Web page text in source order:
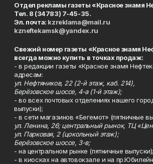
Отдел рекламы газеты «Красное знамя
Тел. 8 (34783) 7-45-35.
Эл. почта: kzreklama@mail.ru
kzneftekamsk@yandex.ru
Свежий номер газеты «Красное знамя
всегда можно купить в точках продаж:
- в редакции газеты «Красное знамя
адресам:
ул. Нефтяников, 22 (2-й этаж, каб. 214),
Берёзовское шоссе, 4-а (1-й этаж);
- во всех почтовых отделениях нашего
выпуски);
- в сети магазинов «Бегемот» (пятничные
ул. Ленина, 26; центральный рынок, ТЦ
ул. Парковая, 2 (цокольный этаж);
Берёзовское шоссе, 3-в;
- на центральном рынке (пятничные выпуски);
- в киосках на автовокзале и на